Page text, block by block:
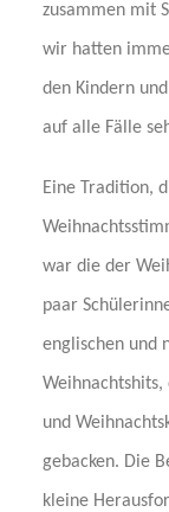
zusammen mit
wir hatten
den Kindern
auf alle Fälle
Eine Tradition,
war die der
paar
englischen und
Weihnachtshits,
und
gebacken. Die
kleine